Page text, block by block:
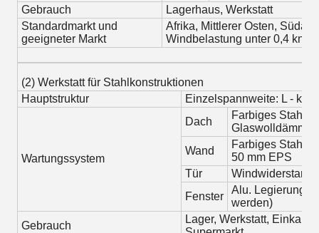
Gebrauch
Lagerhaus, Werkstatt
Standardmarkt und
geeigneter Markt
Afrika, Mittlerer Osten,
Windbelastung unter 0,4 kn/
(2) Werkstatt für Stahlkonstruktionen
Hauptstruktur
Einzelspannweite: L -
Wartungssystem
Dach
Farbiges
Wand
Farbiges
50 mm EPS
Tür
Windwiderstand
Fenster
Alu. Legierung
werden)
Gebrauch
Lager, Werkstatt,